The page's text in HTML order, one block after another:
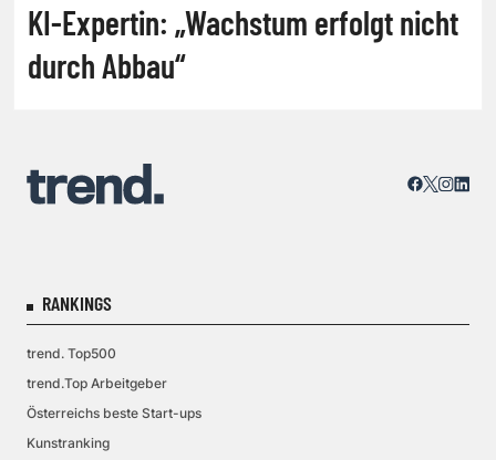
KI-Expertin: „Wachstum erfolgt nicht
durch Abbau“
RANKINGS
trend. Top500
trend.Top Arbeitgeber
Österreichs beste Start-ups
Kunstranking